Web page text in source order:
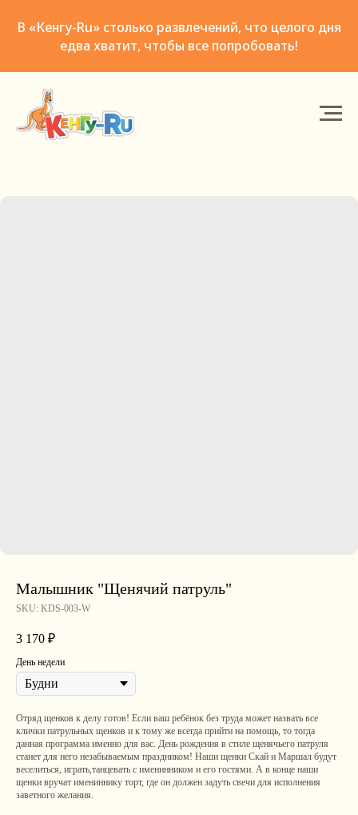
В «Кенгу-Ru» столько развлечений, что целого дня
едва хватит, чтобы все попробовать!
Малышник "Щенячий патруль"
SKU: KDS-003-W
3 170 ₽
День недели
Отряд щенков к делу готов! Если ваш ребёнок без труда может назвать все
клички патрульных щенков и к тому же всегда прийти на помощь, то тогда
данная программа именно для вас. День рождения в стиле щенячьего патруля
станет для него незабываемым праздником! Наши щенки Скай и Маршал будут
веселиться, играть,танцевать с именинником и его гостями. А в конце наши
щенки вручат имениннику торт, где он должен задуть свечи для исполнения
заветного желания.